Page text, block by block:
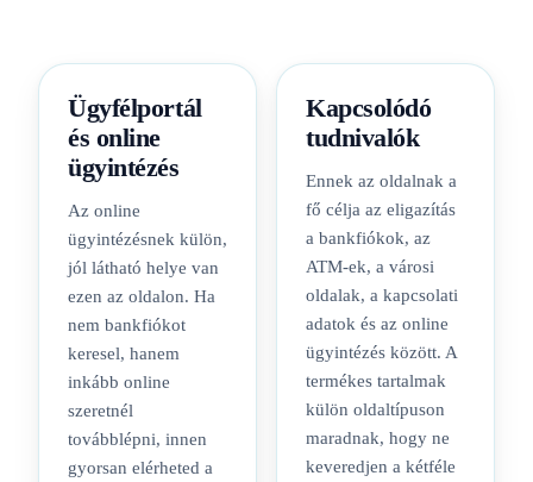
Ügyfélportál
és online
ügyintézés
Az online
ügyintézésnek külön,
jól látható helye van
ezen az oldalon. Ha
nem bankfiókot
keresel, hanem
inkább online
szeretnél
továbblépni, innen
gyorsan elérheted a
Kapcsolódó
tudnivalók
Ennek az oldalnak a
fő célja az eligazítás
a bankfiókok, az
ATM-ek, a városi
oldalak, a kapcsolati
adatok és az online
ügyintézés között. A
termékes tartalmak
külön oldaltípuson
maradnak, hogy ne
keveredjen a kétféle